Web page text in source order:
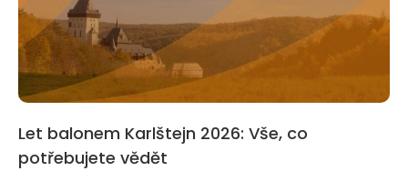
Let balonem Karlštejn 2026: Vše, co
potřebujete vědět